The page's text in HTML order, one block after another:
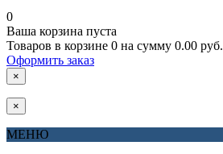
0
Ваша корзина пуста
Товаров в корзине 0 на сумму 0.00 руб.
Оформить заказ
×
×
МЕНЮ